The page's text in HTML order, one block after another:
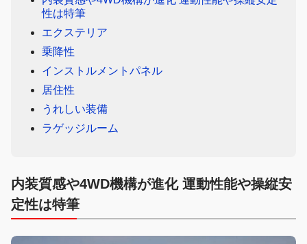
性は特筆
エクステリア
乗降性
インストルメントパネル
居住性
うれしい装備
ラゲッジルーム
内装質感や4WD機構が進化 運動性能や操縦安
定性は特筆